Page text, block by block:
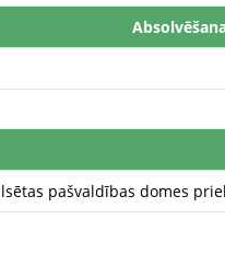
pašvaldības domes